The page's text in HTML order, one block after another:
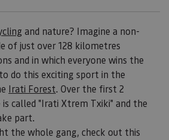
and nature? Imagine a non-
of just over 128 kilometres
and in which everyone wins the
do this exciting sport in the
Irati Forest. Over the first 2
called "Irati Xtrem Txiki" and the
part.
the whole gang, check out this